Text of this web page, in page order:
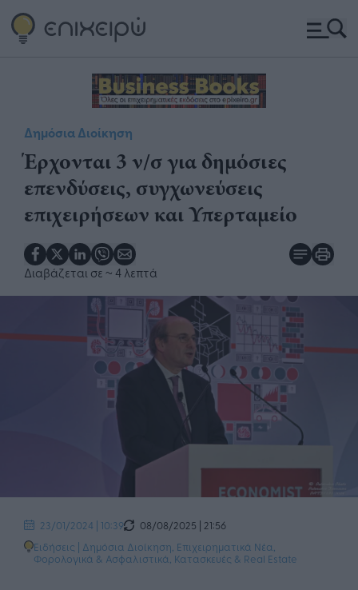
Δημόσια Διοίκηση
Έρχονται 3 ν/σ για δημόσιες
επενδύσεις, συγχωνεύσεις
επιχειρήσεων και Υπερταμείο
Διαβάζεται σε ~ 4 λεπτά
23/01/2024 | 10:39
08/08/2025 | 21:56
Ειδήσεις | Δημόσια Διοίκηση Επιχειρηματικά Νέα
Φορολογικά & Ασφαλιστικά Κατασκευές & Real Estate